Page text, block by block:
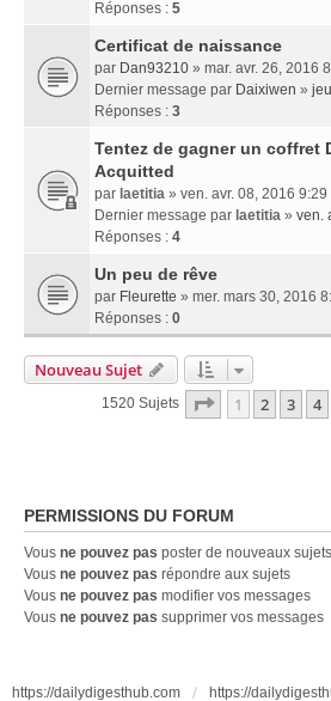
Réponses : 5
Certificat de naissance
par Dan93210 » mar. avr. 26, 2016
Dernier message par Daixiwen »
Réponses : 3
Tentez de gagner un coffret
Acquitted
par laetitia » ven. avr. 08, 2016 9:29
Dernier message par laetitia » ven.
Réponses : 4
Un peu de rêve
par Fleurette » mer. mars 30, 2016
Réponses : 0
Nouveau Sujet
1520 Sujets Page 1Sur31
1 2 3 4
PERMISSIONS DU FORUM
Vous ne pouvez pas poster de nouveaux sujets
Vous ne pouvez pas répondre aux sujets
Vous ne pouvez pas modifier vos messages
Vous ne pouvez pas supprimer vos messages
https://dailydigesthub.com https://